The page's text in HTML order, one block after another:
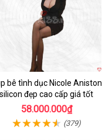
bê tình dục Nicole Aniston
silicon đẹp cao cấp giá tốt
58.000.000₫
(379)